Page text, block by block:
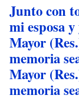
Junto con
mi esposa
Mayor
memoria
Mayor
memoria